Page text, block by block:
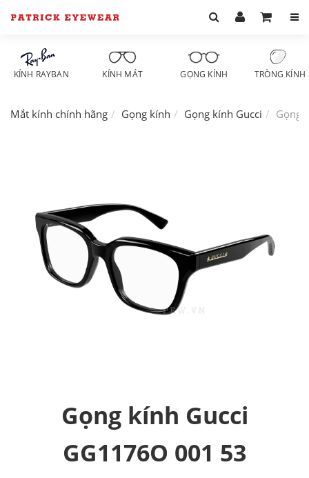
KÍNH RAYBAN KÍNH MÁT GỌNG KÍNH TRÒNG KÍNH
Mắt kính chính hãng Gọng kính Gọng kính Gucci Gọng
Gọng kính Gucci
GG1176O 001 53